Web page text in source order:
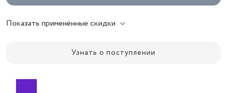
Показать применённые скидки
Узнать о поступлении